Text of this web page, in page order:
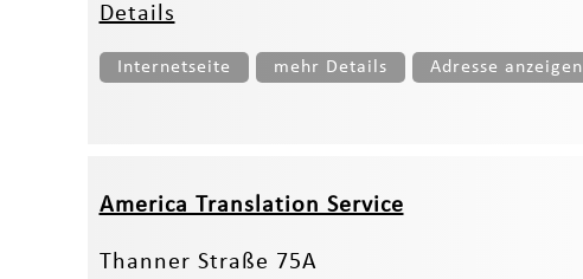
Details
Internetseite mehr Details Adresse anzeigen
America Translation Service
Thanner Straße 75A